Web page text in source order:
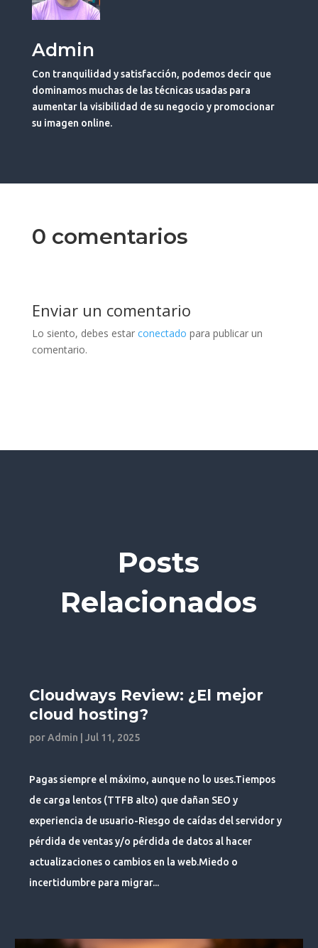
Admin
Con tranquilidad y satisfacción, podemos decir que
dominamos muchas de las técnicas usadas para
aumentar la visibilidad de su negocio y promocionar
su imagen online.
0 comentarios
Enviar un comentario
Lo siento, debes estar conectado para publicar un
comentario.
Posts
Relacionados
Cloudways Review: ¿El mejor
cloud hosting?
porAdmin |Jul 11, 2025
Pagas siempre el máximo, aunque no lo uses.Tiempos
de carga lentos (TTFB alto) que dañan SEO y
experiencia de usuario-Riesgo de caídas del servidor y
pérdida de ventas y/o pérdida de datos al hacer
actualizaciones o cambios en la web.Miedo o
incertidumbre para migrar...